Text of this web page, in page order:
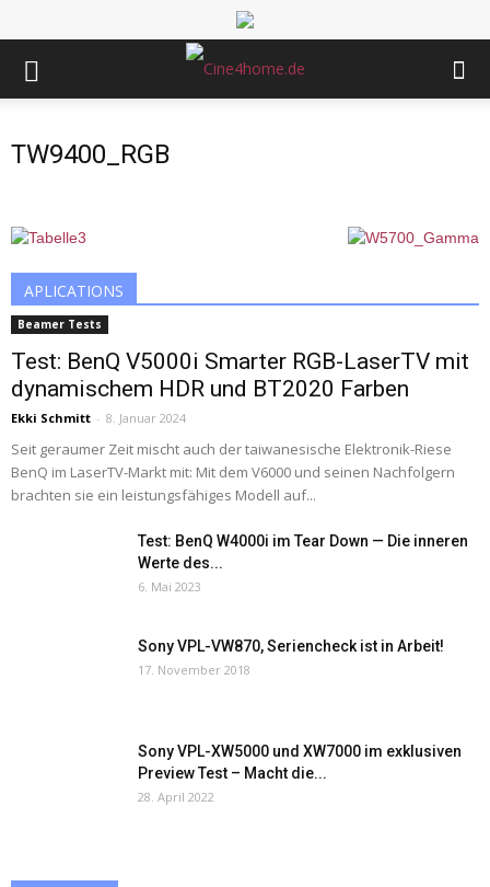
TW9400_RGB
APLICATIONS
Beamer Tests
Test: BenQ V5000i Smarter RGB-LaserTV mit
dynamischem HDR und BT2020 Farben
Ekki Schmitt - 8. Januar 2024
Seit geraumer Zeit mischt auch der taiwanesische Elektronik-Riese
BenQ im LaserTV-Markt mit: Mit dem V6000 und seinen Nachfolgern
brachten sie ein leistungsfähiges Modell auf...
Test: BenQ W4000i im Tear Down — Die inneren
Werte des...
6. Mai 2023
Sony VPL-VW870, Seriencheck ist in Arbeit!
17. November 2018
Sony VPL-XW5000 und XW7000 im exklusiven
Preview Test – Macht die...
28. April 2022